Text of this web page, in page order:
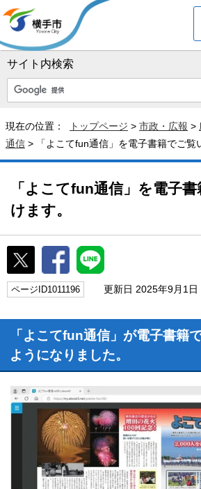
サイト内検索
現在の位置： トップページ > 市政・広報 >
通信 > 「よこてfun通信」を電子書籍でご覧
「よこてfun通信」を電子
けます。
ページID1011196 更新日 2025年9月1日
「よこてfun通信」が電子書籍
ようになりました。